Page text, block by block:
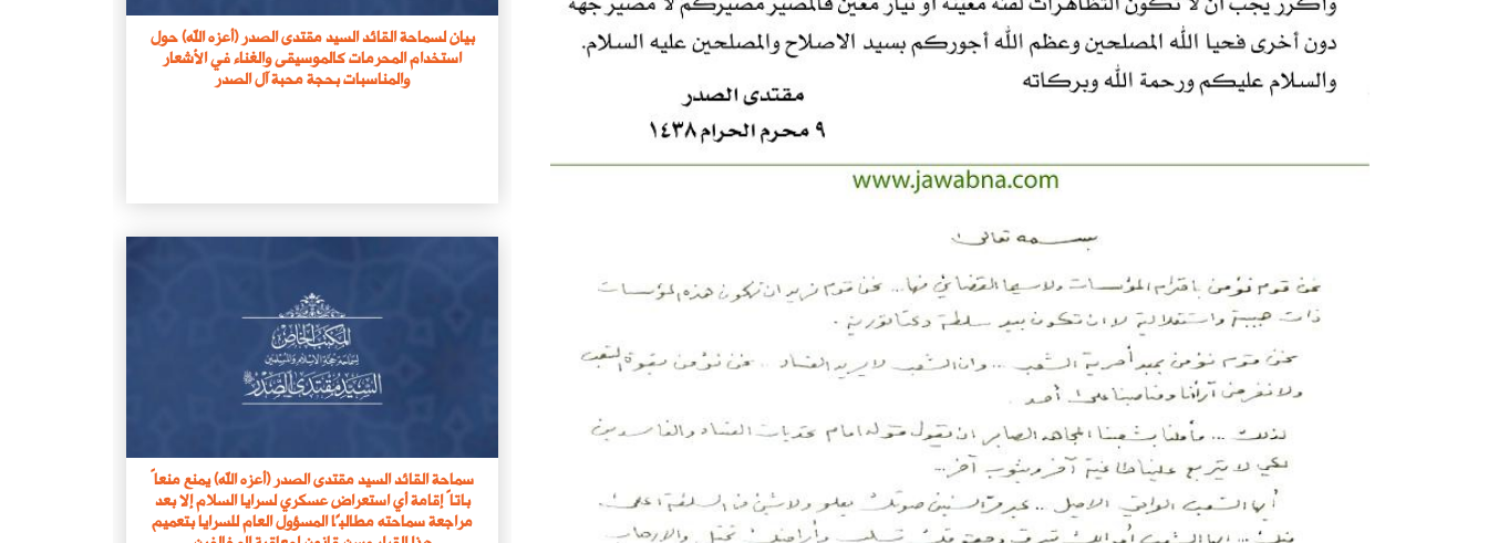
بيان لسماحة القائد السيد مقتدى الصدر (أعزه الله) حول
استخدام المحرمات كالموسيقى والغناء في الأشعار
والمناسبات بحجة محبة آل الصدر
سماحة القائد السيد مقتدى الصدر (أعزه الله) يمنع منعاً
باتاً إقامة أي استعراض عسكري لسرايا السلام إلا بعد
مراجعة سماحته مطالبًا المسؤول العام للسرايا بتعميم
قناتنا على اليوتيوب التواصل الاجتماعي